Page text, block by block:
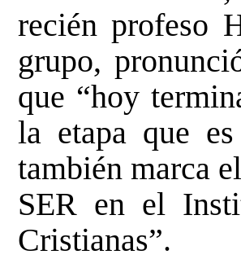
recién profeso
grupo,
que “hoy
la etapa que
también marca
SER en el
Cristianas”.